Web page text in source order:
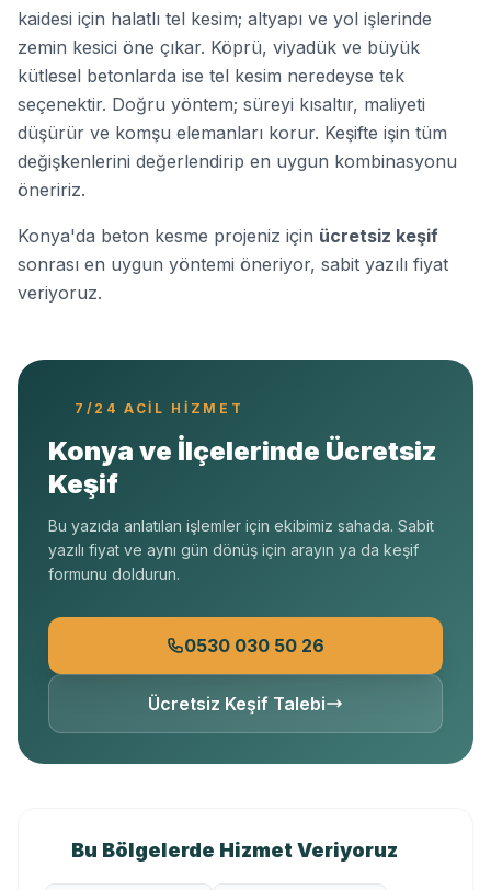
kaidesi için halatlı tel kesim; altyapı ve yol işlerinde
zemin kesici öne çıkar. Köprü, viyadük ve büyük
kütlesel betonlarda ise tel kesim neredeyse tek
seçenektir. Doğru yöntem; süreyi kısaltır, maliyeti
düşürür ve komşu elemanları korur. Keşifte işin tüm
değişkenlerini değerlendirip en uygun kombinasyonu
öneririz.
Konya'da beton kesme projeniz için ücretsiz keşif
sonrası en uygun yöntemi öneriyor, sabit yazılı fiyat
veriyoruz.
7/24 ACIL HIZMET
Konya ve İlçelerinde Ücretsiz
Keşif
Bu yazıda anlatılan işlemler için ekibimiz sahada. Sabit
yazılı fiyat ve aynı gün dönüş için arayın ya da keşif
formunu doldurun.
0530 030 50 26
Ücretsiz Keşif Talebi
Bu Bölgelerde Hizmet Veriyoruz